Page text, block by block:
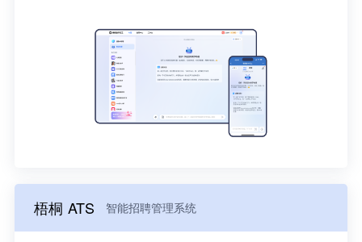
梧桐 ATS 智能招聘管理系统